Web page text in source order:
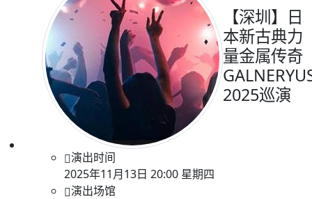
【深圳】日
本新古典力
量金属传奇
2025巡演
演出时间
2025年11月13日 20:00 星期四
演出场馆